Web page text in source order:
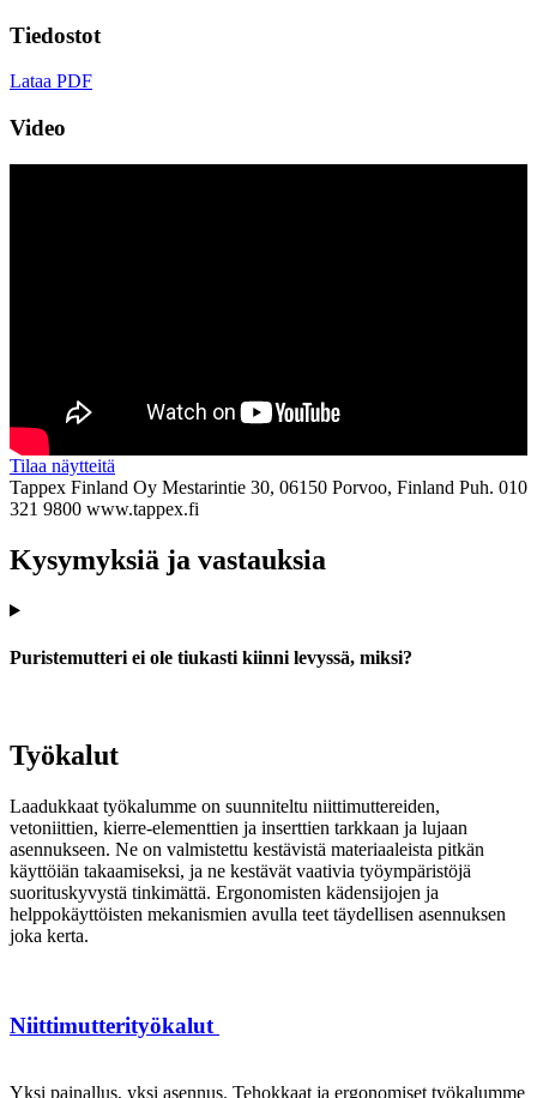
Tiedostot
Lataa PDF
Video
Tilaa näytteitä
Tappex Finland Oy Mestarintie 30, 06150 Porvoo, Finland Puh. 010
321 9800 www.tappex.fi
Kysymyksiä ja vastauksia
Puristemutteri ei ole tiukasti kiinni levyssä, miksi?
Työkalut
Laadukkaat työkalumme on suunniteltu niittimuttereiden,
vetoniittien, kierre-elementtien ja inserttien tarkkaan ja lujaan
asennukseen. Ne on valmistettu kestävistä materiaaleista pitkän
käyttöiän takaamiseksi, ja ne kestävät vaativia työympäristöjä
suorituskyvystä tinkimättä. Ergonomisten kädensijojen ja
helppokäyttöisten mekanismien avulla teet täydellisen asennuksen
joka kerta.
Niittimutterityökalut
Yksi painallus, yksi asennus. Tehokkaat ja ergonomiset työkalumme